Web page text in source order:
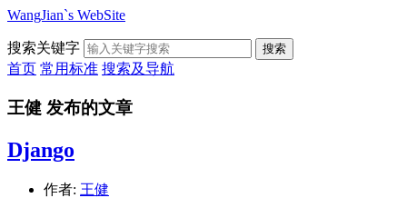
WangJian`s WebSite
搜索关键字 搜索
首页 常用标准 搜索及导航
王健 发布的文章
Django
作者: 王健